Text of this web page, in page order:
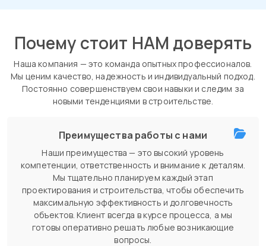
Почему стоит НАМ доверять
Наша компания — это команда опытных профессионалов.
Мы ценим качество, надежность и индивидуальный подход.
Постоянно совершенствуем свои навыки и следим за
новыми тенденциями в строительстве.
Преимущества работы с нами
Наши преимущества — это высокий уровень
компетенции, ответственность и внимание к деталям.
Мы тщательно планируем каждый этап
проектирования и строительства, чтобы обеспечить
максимальную эффективность и долговечность
объектов. Клиент всегда в курсе процесса, а мы
готовы оперативно решать любые возникающие
вопросы.